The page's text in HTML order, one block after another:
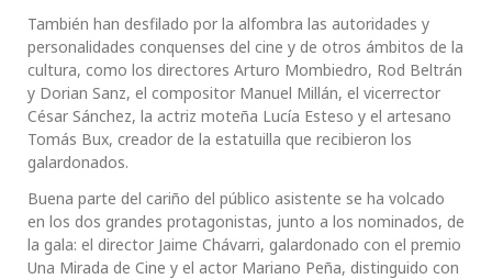
También han desfilado por la alfombra las autoridades y
personalidades conquenses del cine y de otros ámbitos de la
cultura, como los directores Arturo Mombiedro, Rod Beltrán
y Dorian Sanz, el compositor Manuel Millán, el vicerrector
César Sánchez, la actriz moteña Lucía Esteso y el artesano
Tomás Bux, creador de la estatuilla que recibieron los
galardonados.
Buena parte del cariño del público asistente se ha volcado
en los dos grandes protagonistas, junto a los nominados, de
la gala: el director Jaime Chávarri, galardonado con el premio
Una Mirada de Cine y el actor Mariano Peña, distinguido con